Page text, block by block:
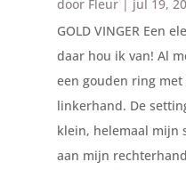
door Fleur| jul 19,
GOLD VINGER Een
daar hou ik van! Al
een gouden ring
linkerhand. De
klein, helemaal mijn
aan mijn